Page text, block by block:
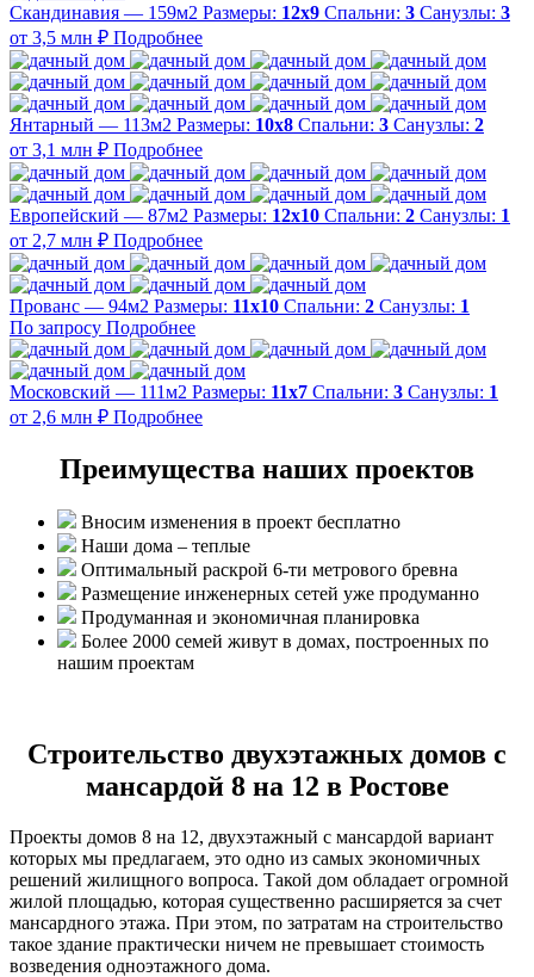
Скандинавия — 159м2 Размеры: 12х9 Спальни: 3 Санузлы: 3
от 3,5 млн ₽ Подробнее
Янтарный — 113м2 Размеры: 10х8 Спальни: 3 Санузлы: 2
от 3,1 млн ₽ Подробнее
Европейский — 87м2 Размеры: 12х10 Спальни: 2 Санузлы: 1
от 2,7 млн ₽ Подробнее
Прованс — 94м2 Размеры: 11х10 Спальни: 2 Санузлы: 1
По запросу Подробнее
Московский — 111м2 Размеры: 11х7 Спальни: 3 Санузлы: 1
от 2,6 млн ₽ Подробнее
Преимущества наших проектов
Вносим изменения в проект бесплатно
Наши дома – теплые
Оптимальный раскрой 6-ти метрового бревна
Размещение инженерных сетей уже продуманно
Продуманная и экономичная планировка
Более 2000 семей живут в домах, построенных по
нашим проектам
Строительство двухэтажных домов с
мансардой 8 на 12 в Ростове
Проекты домов 8 на 12, двухэтажный с мансардой вариант
которых мы предлагаем, это одно из самых экономичных
решений жилищного вопроса. Такой дом обладает огромной
жилой площадью, которая существенно расширяется за счет
мансардного этажа. При этом, по затратам на строительство
такое здание практически ничем не превышает стоимость
возведения одноэтажного дома.